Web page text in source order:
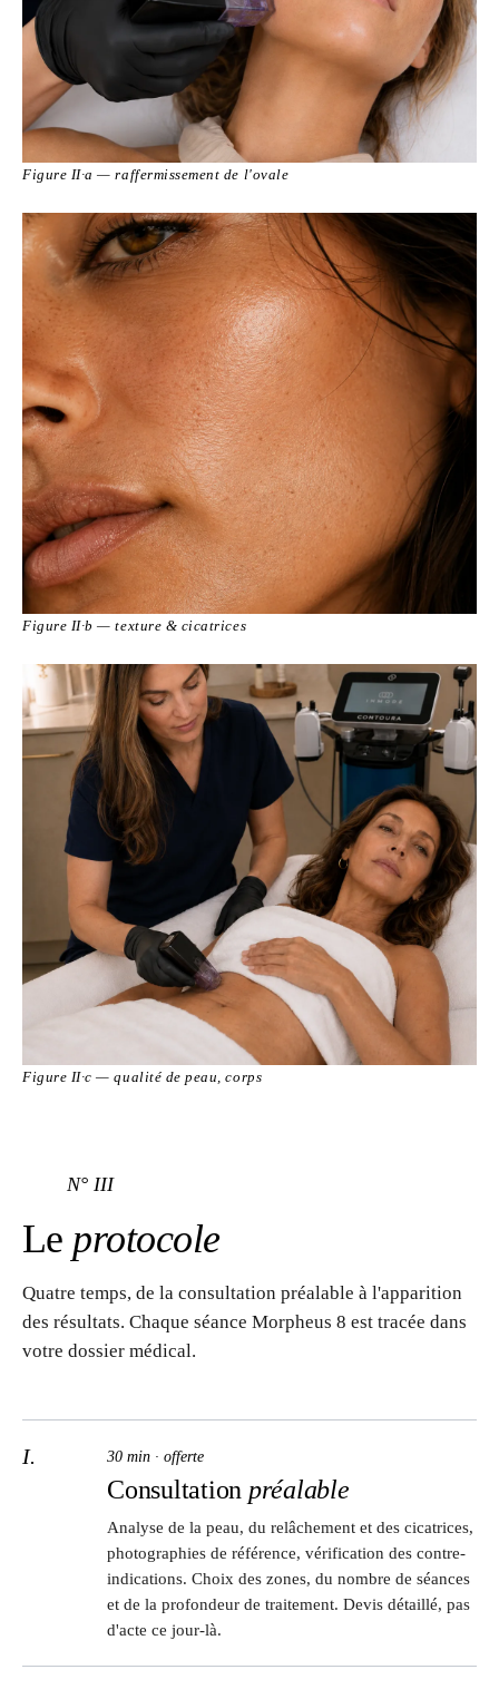
Figure II·a — raffermissement de l'ovale
Figure II·b — texture & cicatrices
Figure II·c — qualité de peau, corps
N° III
Le protocole
Quatre temps, de la consultation préalable à l'apparition
des résultats. Chaque séance Morpheus 8 est tracée dans
votre dossier médical.
I. 30 min · offerte
Consultation préalable
Analyse de la peau, du relâchement et des cicatrices,
photographies de référence, vérification des contre-
indications. Choix des zones, du nombre de séances
et de la profondeur de traitement. Devis détaillé, pas
d'acte ce jour-là.